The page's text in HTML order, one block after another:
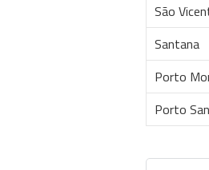
São
Santana
Porto
Porto